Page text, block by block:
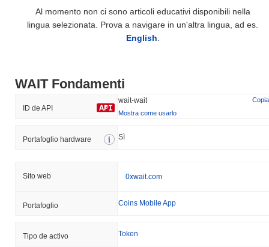
Al momento non ci sono articoli educativi disponibili nella
lingua selezionata. Prova a navigare in un'altra lingua, ad es.
English
WAIT Fondamenti
ID de API
wait-wait
Copia
Mostra come usarlo
Portafoglio hardware Sì
Sito web 0xwait.com
Portafoglio Coins Mobile App
Tipo de activo Token